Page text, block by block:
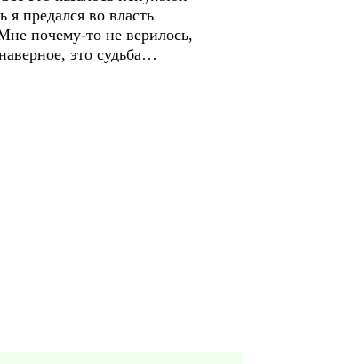
предался во власть
почему-то не верилось,
это судьба…